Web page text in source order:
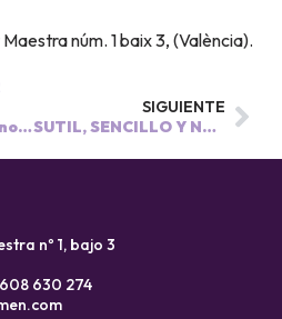
núm. 1 baix 3, (València).
“Nosotros también nos cuidamos”😁
SIGUIENTE
SUTIL, SENCILLO Y NATURAL 🍃
nº 1, bajo 3
630 274